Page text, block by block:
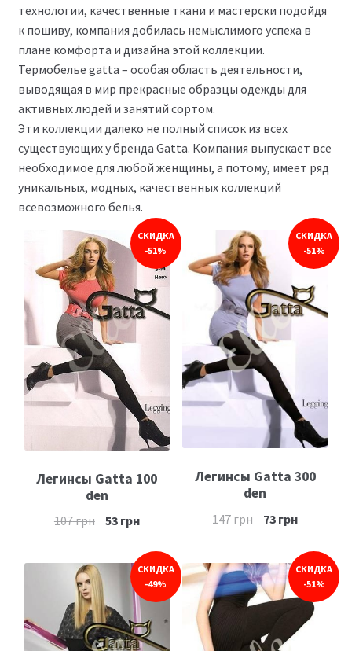
технологии, качественные ткани и мастерски подойдя
к пошиву, компания добилась немыслимого успеха в
плане комфорта и дизайна этой коллекции.
Термобелье gatta – особая область деятельности,
выводящая в мир прекрасные образцы одежды для
активных людей и занятий сортом.
Эти коллекции далеко не полный список из всех
существующих у бренда Gatta. Компания выпускает все
необходимое для любой женщины, а потому, имеет ряд
уникальных, модных, качественных коллекций
всевозможного белья.
Легинсы Gatta 100
den
СКИДКА
-51%
107грн 53грн
Легинсы Gatta 300
den
СКИДКА
-51%
147грн 73 грн
СКИДКА
-49%
СКИДКА
-51%